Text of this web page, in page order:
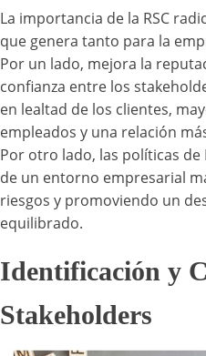
La importancia de la RSC
que genera tanto para la
Por un lado, mejora la
confianza entre los
en lealtad de los clientes,
empleados y una relación
Por otro lado, las políticas de
de un entorno empresarial
riesgos y promoviendo un
equilibrado.
Identificación y
Stakeholders